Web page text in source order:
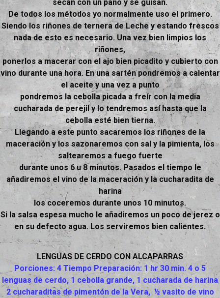
secan con un paño y se guisan.
De todos los métodos yo normalmente uso el primero.
Siendo los riñones de ternera de Leche y estando frescos
nada de esto es necesario. Una vez bien limpios los
riñones,
ponerlos a macerar con el ajo bien picadito y cubierto con
vino durante una hora. En una sartén pondremos a calentar
el aceite y una vez a punto
pondremos la cebolla picada a freír con la media
cucharada de perejil y lo tendremos así hasta que la
cebolla esté bien tierna.
Llegando a este punto sacaremos los riñones de la
maceración y los sazonaremos con sal y la pimienta, los
saltearemos a fuego fuerte
durante unos 6 u 8 minutos. Pasados el tiempo le
añadiremos el vino de la maceración y la cucharadita de
harina
los coceremos durante unos 10 minutos.
Si la salsa espesa mucho le añadiremos un poco de jerez o
en su defecto agua. Los serviremos bien calientes.
LENGUAS DE CERDO CON ALCAPARRAS
Porciones: 4 Tiempo Preparación: 1 hr 30 min. 4 o 5
lenguas de cerdo, 1 cebolla grande, 1 cucharada de harina
2 cucharaditas de pimentón de la Vera, ½ vasito de vino